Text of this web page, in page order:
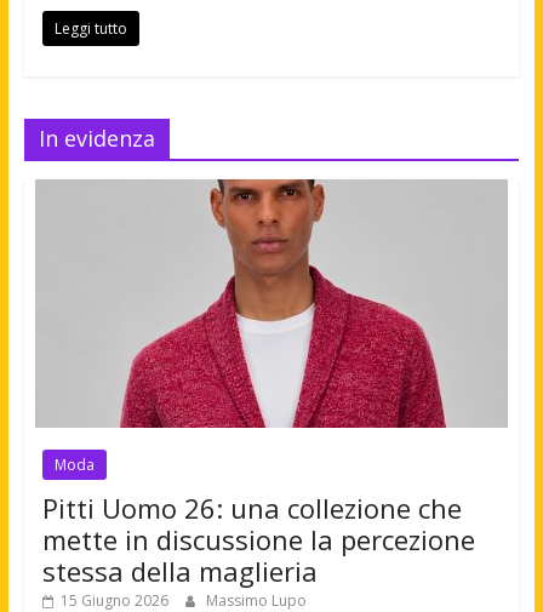
Leggi tutto
In evidenza
Moda
Pitti Uomo 26: una collezione che
mette in discussione la percezione
stessa della maglieria
15 Giugno 2026 Massimo Lupo